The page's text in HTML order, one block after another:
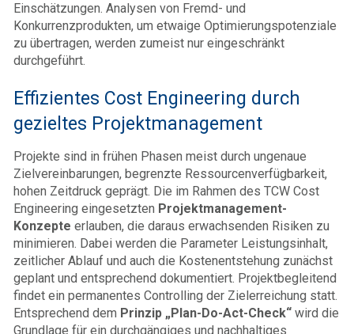
Einschätzungen. Analysen von Fremd- und
Konkurrenzprodukten, um etwaige Optimierungspotenziale
zu übertragen, werden zumeist nur eingeschränkt
durchgeführt.
Effizientes Cost Engineering durch
gezieltes Projektmanagement
Projekte sind in frühen Phasen meist durch ungenaue
Zielvereinbarungen, begrenzte Ressourcenverfügbarkeit,
hohen Zeitdruck geprägt. Die im Rahmen des TCW Cost
Engineering eingesetzten Projektmanagement-
Konzepte erlauben, die daraus erwachsenden Risiken zu
minimieren. Dabei werden die Parameter Leistungsinhalt,
zeitlicher Ablauf und auch die Kostenentstehung zunächst
geplant und entsprechend dokumentiert. Projektbegleitend
findet ein permanentes Controlling der Zielerreichung statt.
Entsprechend dem Prinzip „Plan-Do-Act-Check“ wird die
Grundlage für ein durchgängiges und nachhaltiges